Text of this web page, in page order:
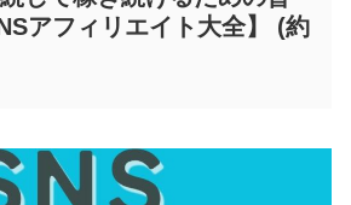
アフィリエイト大全】 (約